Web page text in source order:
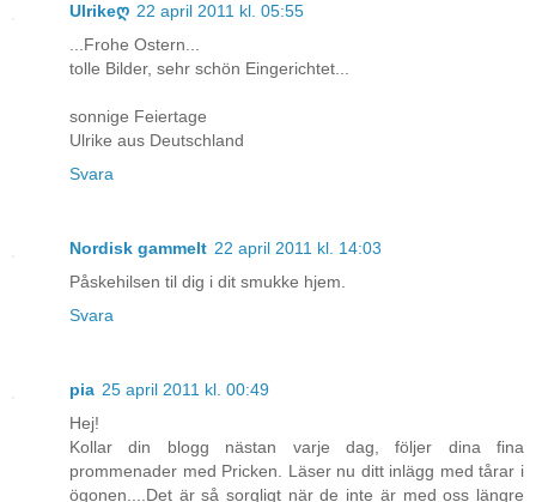
Ulrikeღ 22 april 2011 kl. 05:55
...Frohe Ostern...
tolle Bilder, sehr schön Eingerichtet...
sonnige Feiertage
Ulrike aus Deutschland
Svara
Nordisk gammelt 22 april 2011 kl. 14:03
Påskehilsen til dig i dit smukke hjem.
Svara
pia 25 april 2011 kl. 00:49
Hej!
Kollar din blogg nästan varje dag, följer dina fina
prommenader med Pricken. Läser nu ditt inlägg med tårar i
ögonen....Det är så sorgligt när de inte är med oss längre